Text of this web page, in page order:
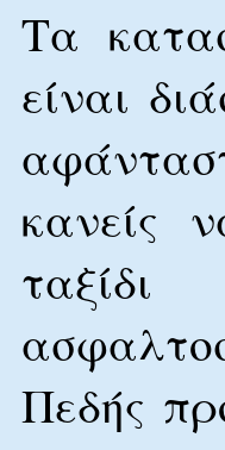
Τα
είναι
κανείς
Πεδής